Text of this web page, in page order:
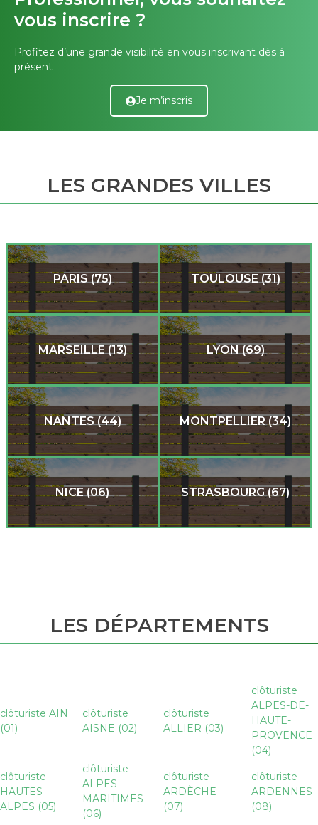
vous inscrire ?
Profitez d’une grande visibilité en vous inscrivant dès à
présent
Je m’inscris
LES GRANDES VILLES
PARIS (75) TOULOUSE (31)
MARSEILLE (13) LYON (69)
NANTES (44) MONTPELLIER (34)
NICE (06) STRASBOURG (67)
LES DÉPARTEMENTS
clôturiste AIN
(01)
clôturiste
AISNE (02)
clôturiste
ALLIER (03)
clôturiste
ALPES-DE-
HAUTE-
PROVENCE
(04)
clôturiste
HAUTES-
ALPES (05)
clôturiste
ALPES-
MARITIMES
(06)
clôturiste
ARDÈCHE
(07)
clôturiste
ARDENNES
(08)